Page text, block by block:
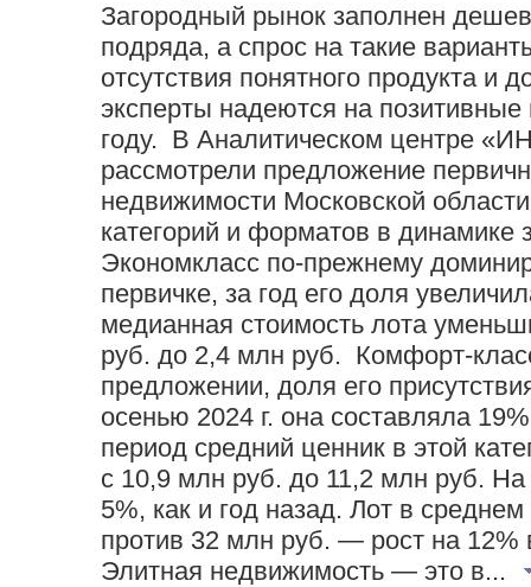
Загородный рынок заполнен
подряда, а спрос на такие
отсутствия понятного продукта и
эксперты надеются на
году. В Аналитическом центре
рассмотрели предложение
недвижимости Московской
категорий и форматов в
Экономкласс по-прежнему
первичке, за год его доля
медианная стоимость лота
руб. до 2,4 млн руб. Комфорт-
предложении, доля его
осенью 2024 г. она составляла
период средний ценник в этой
с 10,9 млн руб. до 11,2 млн руб. На
5%, как и год назад. Лот в
против 32 млн руб. — рост на
Элитная недвижимость — это в...